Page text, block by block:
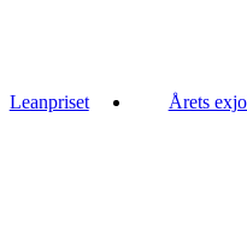
Leanpriset Årets